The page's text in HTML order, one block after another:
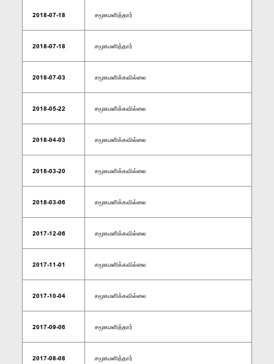
2018-07-18 சமூகமளித்தார்
2018-07-18 சமூகமளித்தார்
2018-07-03 சமூகமளிக்கவில்லை
2018-05-22 சமூகமளிக்கவில்லை
2018-04-03 சமூகமளிக்கவில்லை
2018-03-20 சமூகமளிக்கவில்லை
2018-03-06 சமூகமளிக்கவில்லை
2017-12-06 சமூகமளிக்கவில்லை
2017-11-01 சமூகமளிக்கவில்லை
2017-10-04 சமூகமளிக்கவில்லை
2017-09-06 சமூகமளித்தார்
2017-08-08 சமூகமளித்தார்